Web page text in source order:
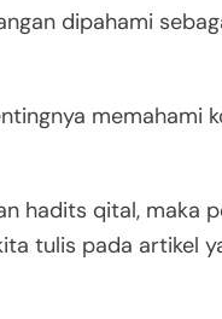
dipahami
memahami
hadits qital, maka
tulis pada artikel